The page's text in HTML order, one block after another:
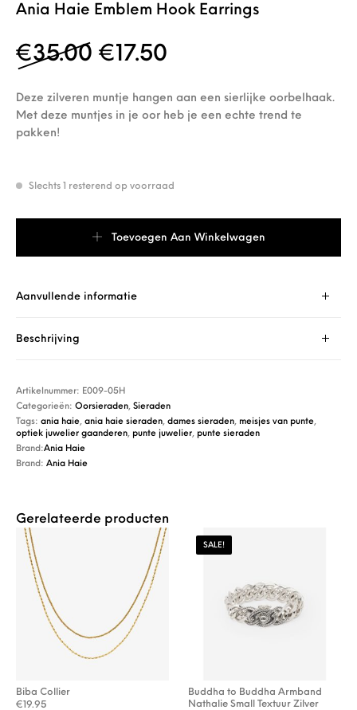
Ania Haie Emblem Hook Earrings
€35.00 Oorspronkelijke prijs
€ 17.50
Deze zilveren muntje hangen aan een sierlijke oorbelhaak.
Met deze muntjes in je oor heb je een echte trend te
pakken!
Slechts 1 resterend op voorraad
Toevoegen Aan Winkelwagen
Aanvullende informatie
Beschrijving
Artikelnummer: E009-05H
Categorieën:Oorsieraden,Sieraden
Tags:ania haie,ania haie sieraden,dames sieraden, meisjes van punte,
optiek juwelier gaanderen, punte juwelier, punte sieraden
Brand:Ania Haie
Brand:Ania Haie
Gerelateerde producten
Biba Collier
€19.95
SALE!
Buddha to Buddha Armband
Nathalie Small Textuur Zilver